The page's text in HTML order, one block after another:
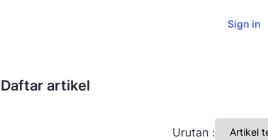
Sign in
Daftar artikel
Urutan :